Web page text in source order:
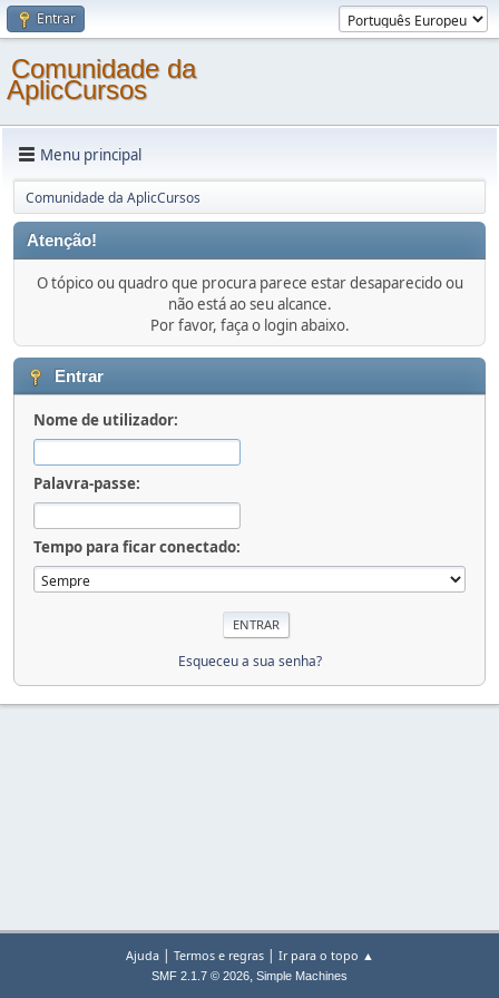
Entrar
Comunidade da
AplicCursos
Menu principal
Comunidade da AplicCursos
Atenção!
O tópico ou quadro que procura parece estar desaparecido ou
não está ao seu alcance.
Por favor, faça o login abaixo.
Entrar
Nome de utilizador:
Palavra-passe:
Tempo para ficar conectado:
Esqueceu a sua senha?
Ajuda| Termos e regras| Ir para o topo ▲
SMF 2.1.7 © 2026, Simple Machines